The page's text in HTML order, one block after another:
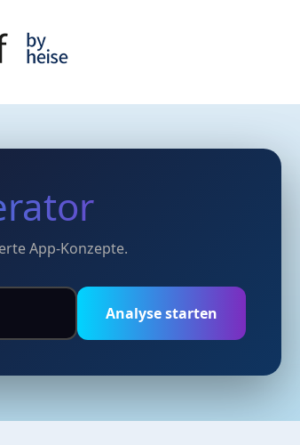
App-Konzepte.
Analyse starten